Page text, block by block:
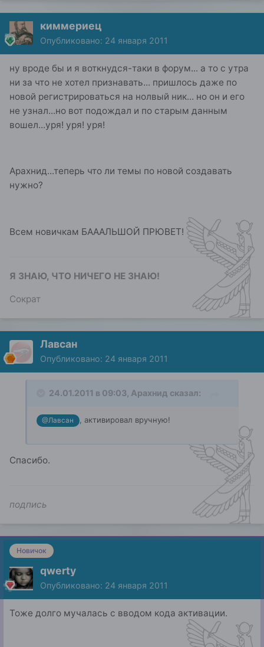
киммериец
Опубликовано: 24 января 2011
ну вроде бы и я воткнудся-таки в форум... а то с утра
ни за что не хотел признавать... пришлось даже по
новой регистрироваться на нолвый ник... но он и его
не узнал...но вот подождал и по старым данным
вошел...уря! уря! уря!
Арахнид...теперь что ли темы по новой создавать
нужно?
Всем новичкам БАААЛЬШОЙ ПРЮВЕТ!
Я ЗНАЮ, ЧТО НИЧЕГО НЕ ЗНАЮ!
Сократ
Лавсан
Опубликовано: 24 января 2011
24.01.2011 в 09:03, Арахнид сказал:
@Лавсан , активировал вручную!
Спасибо.
подпись
Новичок
qwerty
Опубликовано: 24 января 2011
Тоже долго мучалась с вводом кода активации.